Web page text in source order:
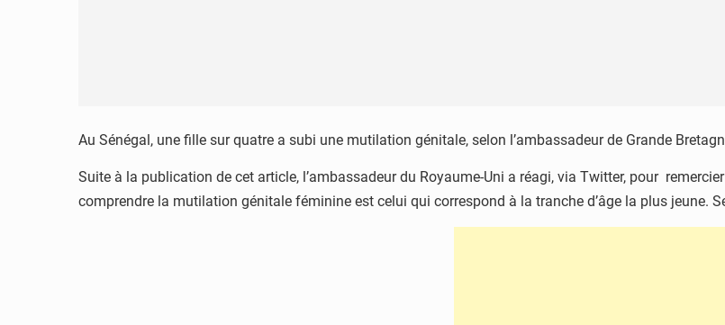
Au Sénégal, une fille sur quatre a subi une mutilation génitale, selon l’ambassadeur de Grande
Suite à la publication de cet article, l’ambassadeur du Royaume-Uni a réagi, via Twitter, pour
comprendre la mutilation génitale féminine est celui qui correspond à la tranche d’âge la plus jeune.